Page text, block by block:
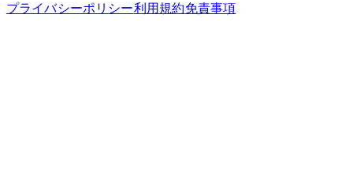
プライバシーポリシー利用規約免責事項